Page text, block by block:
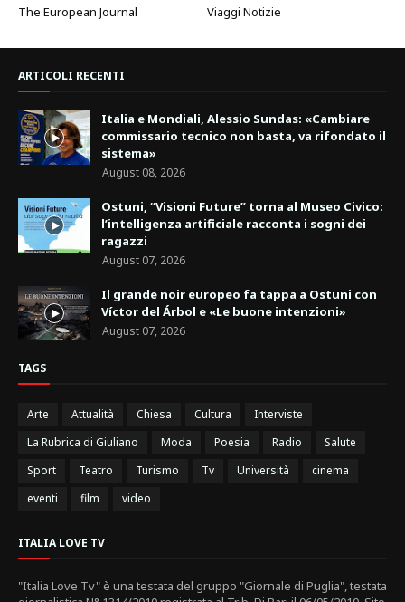
The European Journal
Viaggi Notizie
ARTICOLI RECENTI
Italia e Mondiali, Alessio Sundas: «Cambiare
commissario tecnico non basta, va rifondato il
sistema»
August 08, 2026
Ostuni, “Visioni Future” torna al Museo Civico:
l’intelligenza artificiale racconta i sogni dei
ragazzi
August 07, 2026
Il grande noir europeo fa tappa a Ostuni con
Víctor del Árbol e «Le buone intenzioni»
August 07, 2026
TAGS
Arte Attualità Chiesa Cultura
Interviste
La Rubrica di Giuliano
Moda Poesia Radio
Salute
Sport
Teatro Turismo Tv Università
cinema
eventi
film video
ITALIA LOVE TV
"Italia Love Tv" è una testata del gruppo "Giornale di Puglia", testata